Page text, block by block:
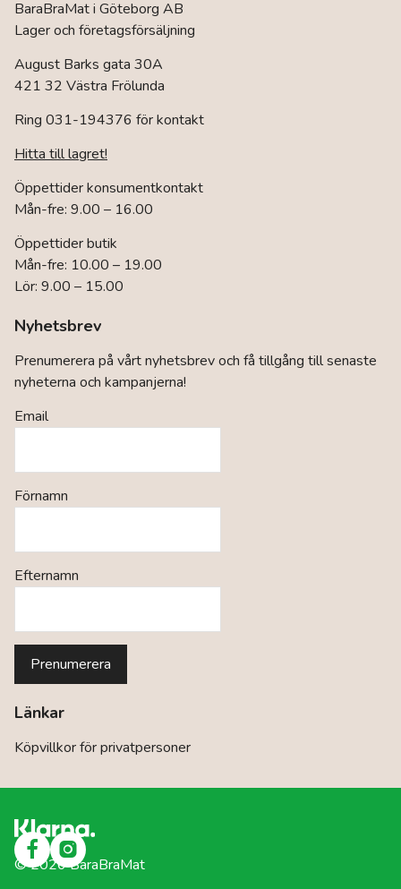
BaraBraMat i Göteborg AB
Lager och företagsförsäljning
August Barks gata 30A
421 32 Västra Frölunda
Ring 031-194376 för kontakt
Hitta till lagret!
Öppettider konsumentkontakt
Mån-fre: 9.00 – 16.00
Öppettider butik
Mån-fre: 10.00 – 19.00
Lör: 9.00 – 15.00
Nyhetsbrev
Prenumerera på vårt nyhetsbrev och få tillgång till senaste
nyheterna och kampanjerna!
Email
Förnamn
Efternamn
Länkar
Köpvillkor för privatpersoner
©2026BaraBraMat